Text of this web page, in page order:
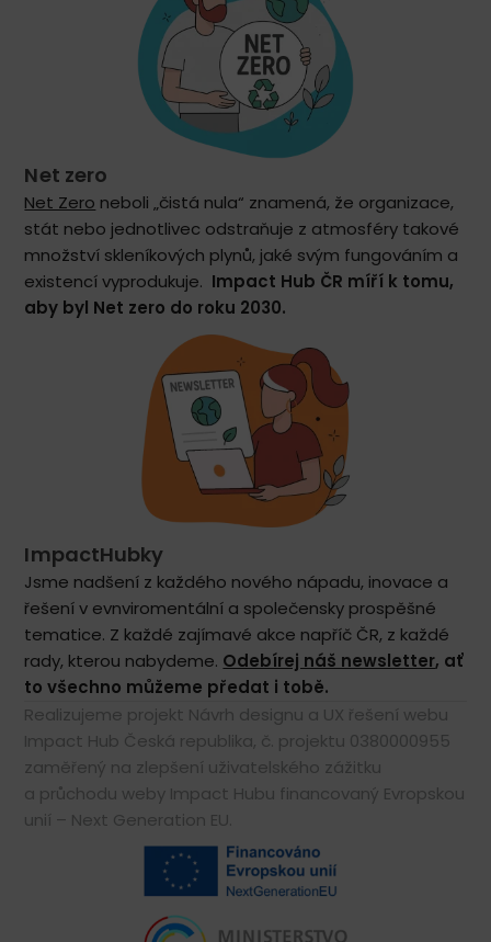
Net zero
Net Zero neboli „čistá nula“ znamená, že organizace,
stát nebo jednotlivec odstraňuje z atmosféry takové
množství skleníkových plynů, jaké svým fungováním a
existencí vyprodukuje. Impact Hub ČR míří k tomu,
aby byl Net zero do roku 2030.
ImpactHubky
Jsme nadšení z každého nového nápadu, inovace a
řešení v evnviromentální a společensky prospěšné
tematice. Z každé zajímavé akce napříč ČR, z každé
rady, kterou nabydeme. Odebírej náš newsletter, ať
to všechno můžeme předat i tobě.
Realizujeme projekt Návrh designu a UX řešení webu
Impact Hub Česká republika, č. projektu 0380000955
zaměřený na zlepšení uživatelského zážitku
a průchodu weby Impact Hubu financovaný Evropskou
unií – Next Generation EU.